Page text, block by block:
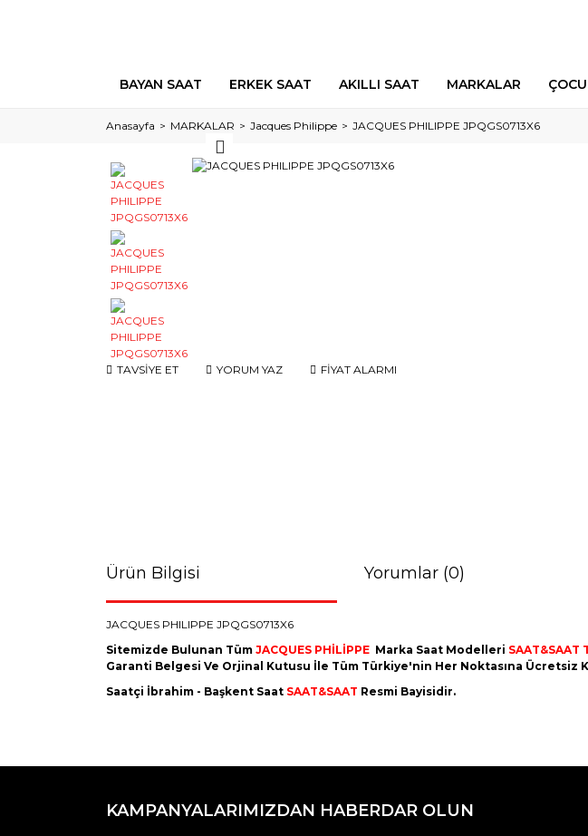
BAYAN SAAT ERKEK SAAT AKILLI SAAT MARKALAR
Anasayfa MARKALAR Jacques Philippe JACQUES PHILIPPE JPQGS0713X6
TAVSİYE ET YORUM YAZ FİYAT ALARMI
Ürün Bilgisi Yorumlar (0)
JACQUES PHILIPPE JPQGS0713X6
Sitemizde Bulunan Tüm JACQUES PHİLİPPE Marka Saat Modelleri SAAT&SAAT
Garanti Belgesi Ve Orjinal Kutusu İle Tüm Türkiye'nin Her Noktasına Ücretsiz
Saatçi İbrahim - Başkent Saat SAAT&SAAT Resmi Bayisidir.
Görüş ve önerileriniz için teşekkür ederiz.
Ürün resmi kalitesiz, bozuk veya görüntülenemiyor.
KAMPANYALARIMIZDAN HABERDAR OLUN